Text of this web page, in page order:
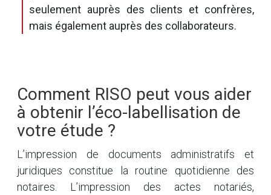
seulement auprès des clients et confrères,
mais également auprès des collaborateurs.
Comment RISO peut vous aider
à obtenir l’éco-labellisation de
votre étude ?
L’impression de documents administratifs et
juridiques constitue la routine quotidienne des
notaires. L’impression des actes notariés,